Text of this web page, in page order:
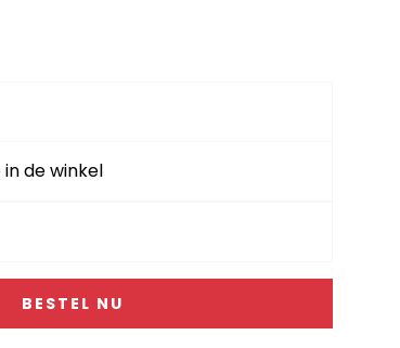
de winkel
BESTEL NU